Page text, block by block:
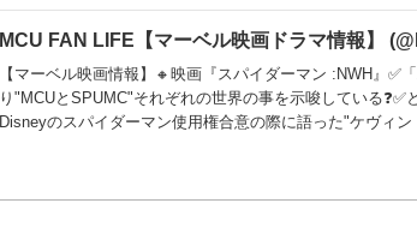
MCU FAN LIFE【マーベル映画ドラマ情報】
【マーベル映画情報】🔸映画『スパイダーマン :NWH』✅
り"MCUとSPUMC"それぞれの世界の事を示唆している❓✅
Disneyのスパイダーマン使用権合意の際に語った"ケヴィ